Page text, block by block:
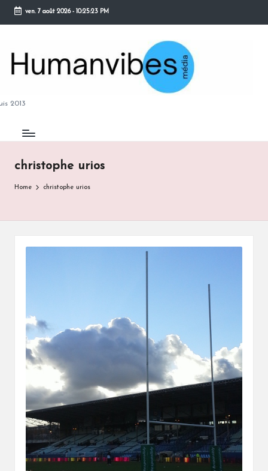
Skip
content
ven. 7 août 2026- 10:25:24 PM
2013
christophe urios
Home christophe urios